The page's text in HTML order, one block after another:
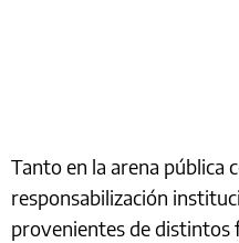
Tanto en la arena pública
responsabilización
provenientes de distintos